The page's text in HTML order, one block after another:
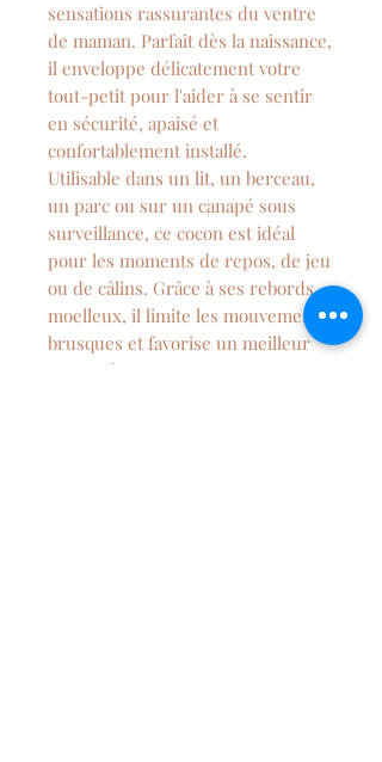
sensations rassurantes du ventre
de maman. Parfait dès la naissance,
il enveloppe délicatement votre
tout-petit pour l'aider à se sentir
en sécurité, apaisé et
confortablement installé.
Utilisable dans un lit, un berceau,
un parc ou sur un canapé sous
surveillance, ce cocon est idéal
pour les moments de repos, de jeu
ou de câlins. Grâce à ses rebords
moelleux, il limite les mouvements
brusques et favorise un meilleur
sommeil.